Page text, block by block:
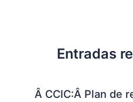
Entradas
Â CCIC:Â Plan de